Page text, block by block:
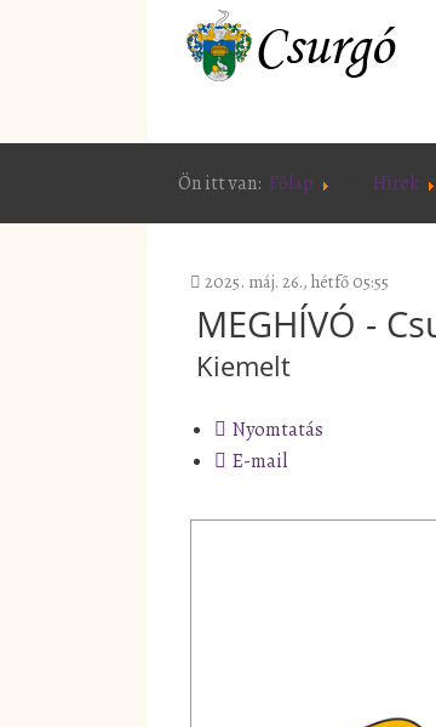
Ön itt van: Főlap Hírek
2025. máj. 26., hétfő 05:55
MEGHÍVÓ -
Kiemelt
Nyomtatás
E-mail